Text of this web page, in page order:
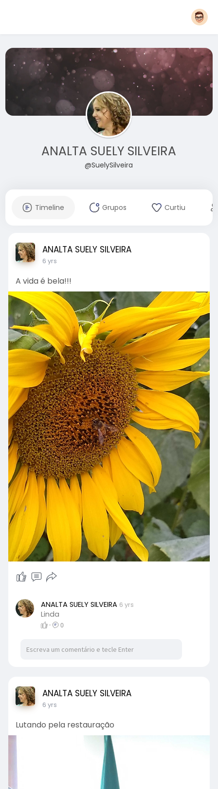
ANALTA SUELY SILVEIRA
@SuelySilveira
Timeline Grupos Curtiu
ANALTA SUELY SILVEIRA
6 yrs
A vida é bela!!!
ANALTA SUELY SILVEIRA 6 yrs
Linda
· 0
ANALTA SUELY SILVEIRA
6 yrs
Lutando pela restauração